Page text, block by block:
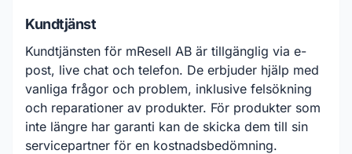
Kundtjänst
Kundtjänsten för mResell AB är tillgänglig via e-
post, live chat och telefon. De erbjuder hjälp med
vanliga frågor och problem, inklusive felsökning
och reparationer av produkter. För produkter som
inte längre har garanti kan de skicka dem till sin
servicepartner för en kostnadsbedömning.